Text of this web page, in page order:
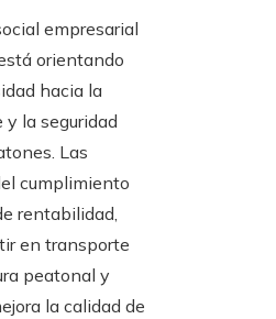
empresarial
orientando
hacia la
la seguridad
Las
cumplimiento
rentabilidad,
en transporte
peatonal y
la calidad de